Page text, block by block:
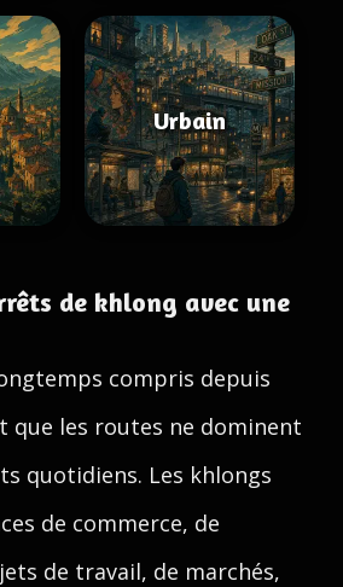
Urbain
de khlong avec une
compris depuis
que les routes ne dominent
quotidiens. Les khlongs
de commerce, de
de travail, de marchés,